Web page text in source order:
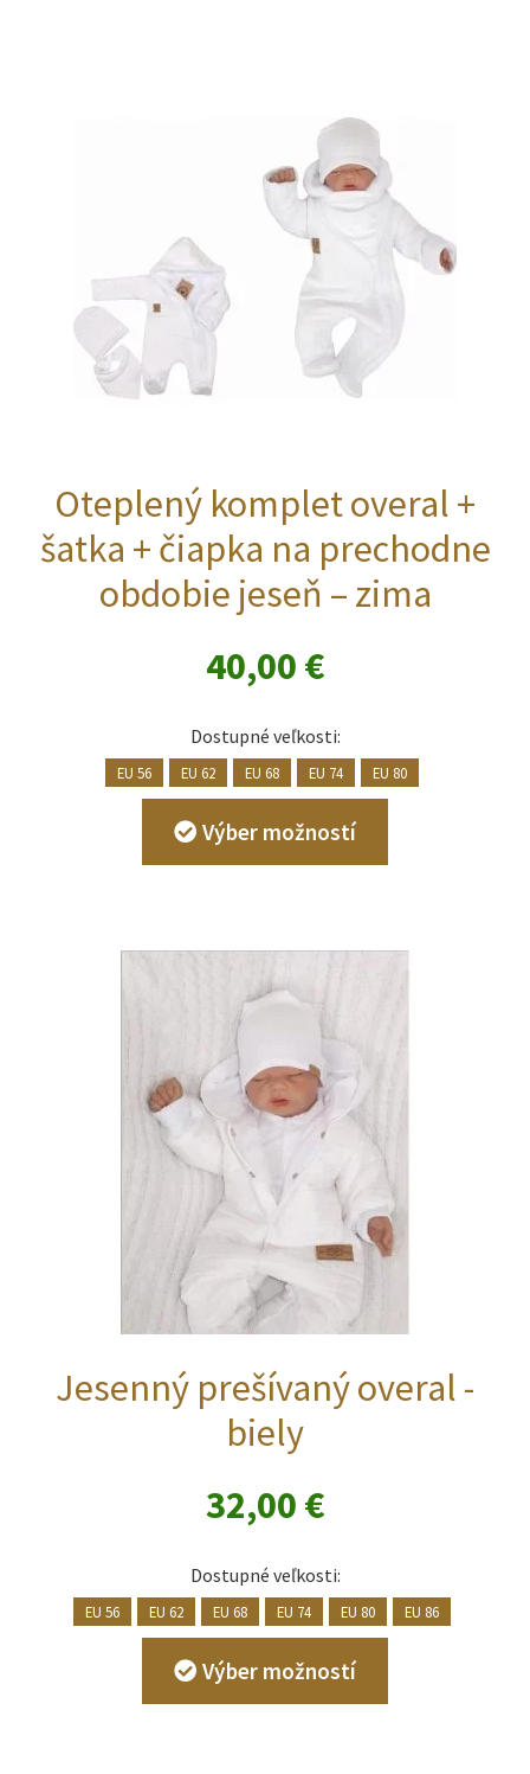
vybrať
na
stránke
produktu.
Oteplený komplet overal +
šatka + čiapka na prechodne
obdobie jeseň – zima
40,00 €
Dostupné veľkosti:
EU 56 EU 62 EU 68 EU 74 EU 80
Výber možností
má
vybrať
Jesenný prešívaný overal -
biely
32,00 €
Dostupné veľkosti:
EU 56 EU 62 EU 68 EU 74 EU 80 EU 86
Výber možností
má